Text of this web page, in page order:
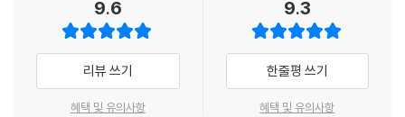
없었다. 지금 내 치료 과정의 유일한 후회도 ‘내가 너무 늦었다’라는 사실이
다. 내게도 심하게 병리적인 사람만 정신과에 가야 한다는 오해가 무심결
에 깊게 자리하고 있었다. 하지만 역시 병원이란, 환자가 되기 위해서가 아
니라 환자가 아니기 위해 다니는 곳이다. 언젠가 괜찮아질 미래를 위해 지
금은 환자임을 받아들이려고 다니는 곳이다.
제시한다. 온갖 딴생각에 빠지느라 청소를 시작하지도 못하는 스스로에게
청소를 하도록 하는 법, 소비 충동을 이기지 못해 돈이 줄줄 새는 지갑을 지
키는 법 등. ‘도대체 왜 그러는 거야?’, ‘일부러 그러는 거야?’라는 주위의 타
박에 노출되기 쉬운 ADHD 환자를 위해 문제를 최소화하고 자존감을 지키
는 노하우도 공유한다.
않는 위트와 낙관이 탱글탱글한 글발에 감겨 독서의 별미를 선사한다. AD
HD가 아니더라도 타인의 시선과 불화를 겪어 본 이라면 고개를 끄덕일 터
- 이주현 (『삐삐 언니는 조울의 사막을 건넜어』 저자)
9.6
리뷰 쓰기
혜택 및 유의사항
9.3
한줄평 쓰기
혜택 및 유의사항